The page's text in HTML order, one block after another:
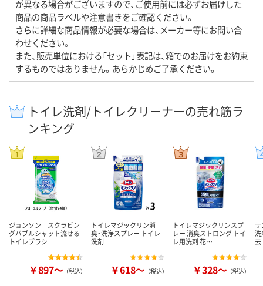
が異なる場合がございますので、ご使用前には必ずお届けした
商品の商品ラベルや注意書きをご確認ください。
さらに詳細な商品情報が必要な場合は、メーカー等にお問い合
わせください。
また、販売単位における「セット」表記は、箱でのお届けをお約束
するものではありません。あらかじめご了承ください。
トイレ洗剤/トイレクリーナーの売れ筋ラ
ンキング
ジョンソン スクラビン
グバブルシャット流せる
トイレブラシ
￥897～ （税込）
トイレマジックリン消
臭・洗浄スプレー トイレ
洗剤
￥618～ （税込）
トイレマジックリンスプ
レー 消臭ストロング トイ
レ用洗剤 花…
￥328～ （税込）
サ
洗
去